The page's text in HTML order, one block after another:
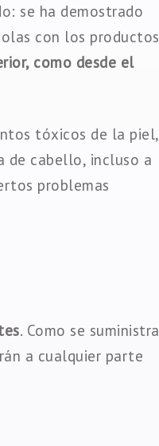
se ha demostrado
con los productos
como desde el
tóxicos de la piel,
de cabello, incluso a
problemas
. Como se suministra
a cualquier parte